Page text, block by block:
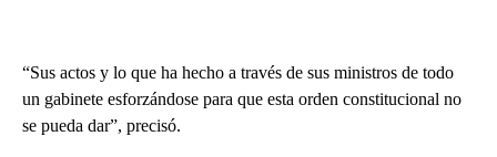
“Sus actos y lo que ha hecho a través de sus ministros de todo
un gabinete esforzándose para que esta orden constitucional no
se pueda dar”, precisó.